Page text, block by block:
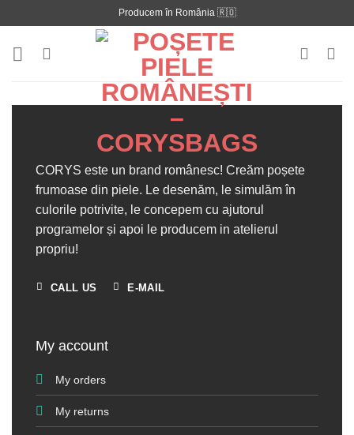
to
content
Producem în România 🇷🇴
CORYS este un brand românesc! Creăm poșete
frumoase din piele. Le desenăm, le simulăm în
culorile potrivite, le concepem cu ajutorul
programelor și apoi le producem in atelierul
propriu!
CALL US E-MAIL
My account
My orders
My returns